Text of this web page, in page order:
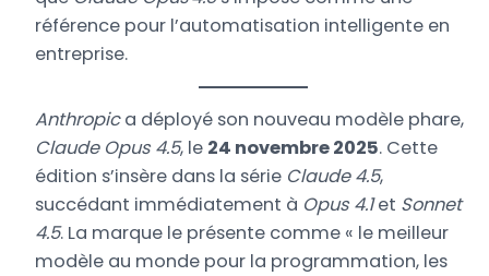
référence pour l’automatisation intelligente en
entreprise.
Anthropica déployé son nouveau modèle phare,
Claude Opus 4.5, le 24 novembre 2025. Cette
édition s’insère dans la série Claude 4.5,
succédant immédiatement à Opus 4.1et Sonnet
4.5. La marque le présente comme « le meilleur
modèle au monde pour la programmation, les